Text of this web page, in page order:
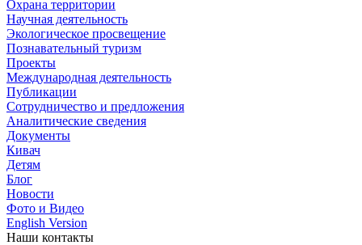
Охрана территории
Научная деятельность
Экологическое просвещение
Познавательный туризм
Проекты
Международная деятельность
Публикации
Сотрудничество и предложения
Аналитические сведения
Документы
Кивач
Детям
Блог
Новости
Фото и Видео
English Version
Наши контакты